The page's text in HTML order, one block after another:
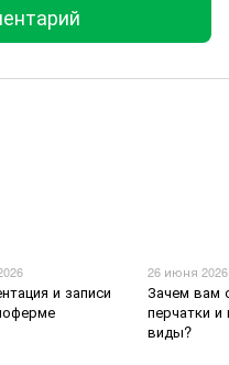
и записи
26 июня 2026
Зачем вам
перчатки
виды?